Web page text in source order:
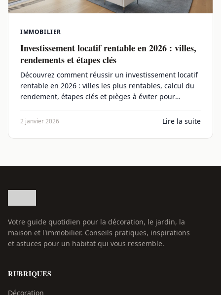
IMMOBILIER
Investissement locatif rentable en 2026 : villes,
rendements et étapes clés
Découvrez comment réussir un investissement locatif
rentable en 2026 : villes les plus rentables, calcul du
rendement, étapes clés et pièges à éviter pour
2 janvier 2026 Lire la suite
Votre guide quotidien pour la décoration, le jardin, la
maison et l'immobilier. Conseils pratiques, inspirations
et astuces pour un habitat qui vous ressemble.
RUBRIQUES
Décoration